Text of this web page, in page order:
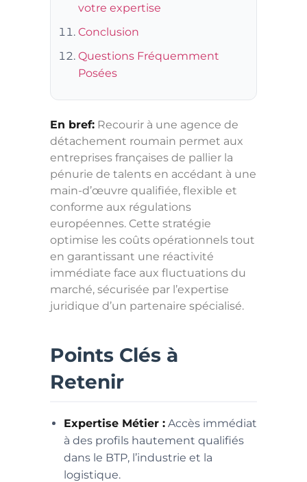
votre expertise
Conclusion
Questions Fréquemment
Posées
En bref: Recourir à une agence de
détachement roumain permet aux
entreprises françaises de pallier la
pénurie de talents en accédant à une
main-d’œuvre qualifiée, flexible et
conforme aux régulations
européennes. Cette stratégie
optimise les coûts opérationnels tout
en garantissant une réactivité
immédiate face aux fluctuations du
marché, sécurisée par l’expertise
juridique d’un partenaire spécialisé.
Points Clés à
Retenir
Expertise Métier : Accès immédiat
à des profils hautement qualifiés
dans le BTP, l’industrie et la
logistique.